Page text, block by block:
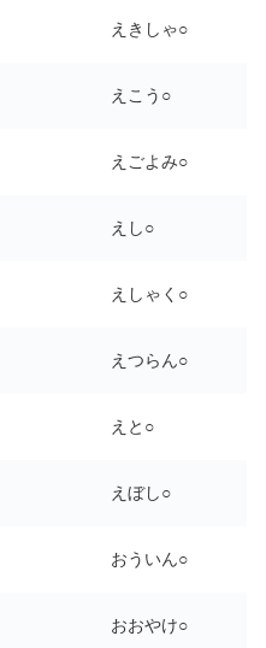
えきしゃ○
えこう○
えごよみ○
えし○
えしゃく○
えつらん○
えと○
えぼし○
おういん○
おおやけ○